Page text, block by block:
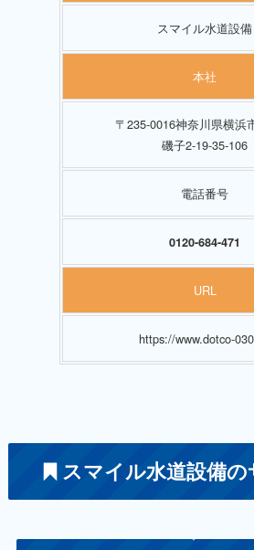
スマイル水道設備
本社
〒235-0016神奈川県横浜
磯子2-19-35-106
電話番号
0120-684-471
URL
https://www.dotco-
スマイル水道設備